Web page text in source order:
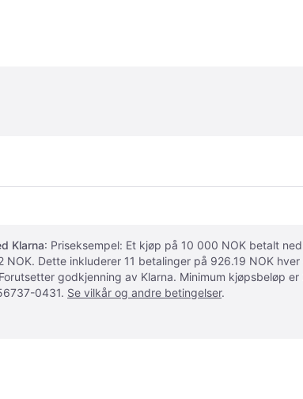
Klarna: Priseksempel: Et kjøp på 10 000 NOK betalt
Dette inkluderer 11 betalinger på 926.19 NOK
godkjenning av Klarna. Minimum kjøpsbeløp
0431. Se vilkår og andre betingelser.